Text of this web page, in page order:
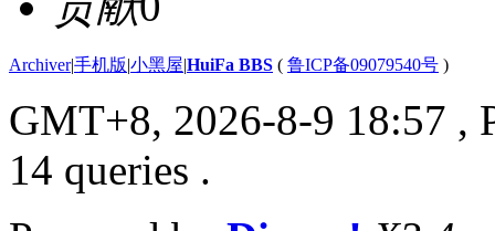
Archiver|手机版|小黑屋|HuiFa BBS ( 鲁ICP备09079540号 )
GMT+8, 2026-8-9 18:57 ,
14 queries .